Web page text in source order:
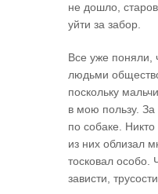
не дошло,
уйти за забор.
Все уже поняли,
людьми
поскольку
в мою пользу.
по собаке.
из них облизал
тосковал особо.
зависти,